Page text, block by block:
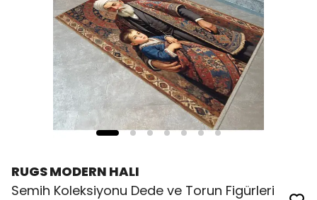
RUGS MODERN HALI
Semih Koleksiyonu Dede ve Torun Figürleri